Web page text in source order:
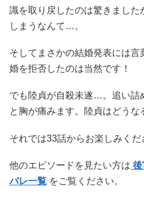
識を取り戻したのは驚きました
しまうなんて…。
そしてまさかの結婚発表には
婚を拒否したのは当然です！
でも陸貞が自殺未遂…。追い詰
と胸が痛みます。陸貞はどうな
それでは33話からお楽しみくだ
他のエピソードを見たい方は 後
バレ一覧 をご覧ください。